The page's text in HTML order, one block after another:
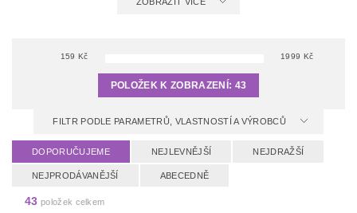
159 Kč 1999 Kč
POLOŽEK K ZOBRAZENÍ: 43
FILTR PODLE PARAMETRŮ, VLASTNOSTÍ A VÝROBCŮ
DOPORUČUJEME NEJLEVNĚJŠÍ NEJDRAŽŠÍ
NEJPRODÁVANĚJŠÍ ABECEDNĚ
43 položek celkem